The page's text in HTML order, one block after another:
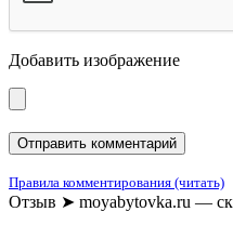
Добавить изображение
Правила комментирования (читать)
Отзыв ➤ moyabytovka.ru —